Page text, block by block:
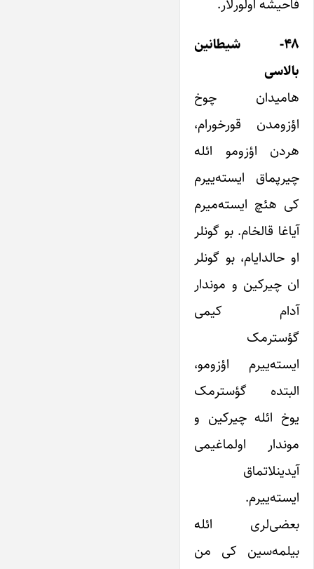
۴۸- شیطانین
بالاسی
هامیدان چوخ
اؤزومدن قورخورام،
هردن اؤزومو ائله
چیرپماق ایسته‌ییرم
کی هئچ ایسته‌میرم
آیاغا قالخام. بو گونلر
او حالدایام، بو گونلر
ان چیرکین و موندار
آدام کیمی
گؤسترمک
ایسته‌ییرم اؤزومو،
البتده گؤسترمک
یوخ ائله چیرکین و
موندار اولماغیمی
آیدینلاتماق
ایسته‌ییرم.
بعضی‌لری ائله
بیلمه‌سین کی من